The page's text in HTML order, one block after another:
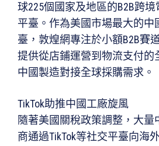
球225個國家及地區的B2B跨
平臺。作為美國市場最大的中
臺，敦煌網專注於小額B2B賽
提供從店鋪運營到物流支付的
中國製造對接全球採購需求。
TikTok助推中國工廠旋風
隨著美國關稅政策調整，大量
商通過TikTok等社交平臺向海